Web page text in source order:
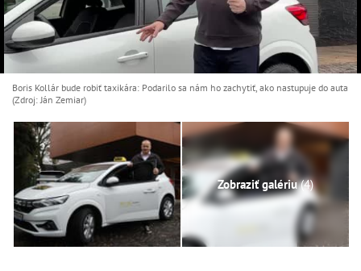
Boris Kollár bude robiť taxikára: Podarilo sa nám ho zachytiť, ako nastupuje do auta
(Zdroj: Ján Zemiar)
Zobraziť galériu(4)